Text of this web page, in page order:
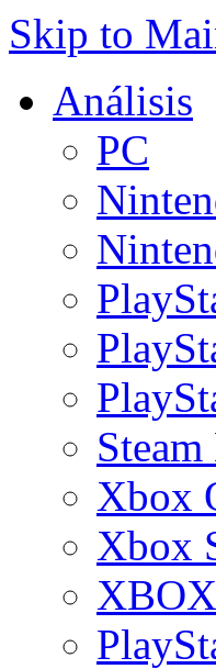
Skip to
Análisis
PC
Xbox
Xbox